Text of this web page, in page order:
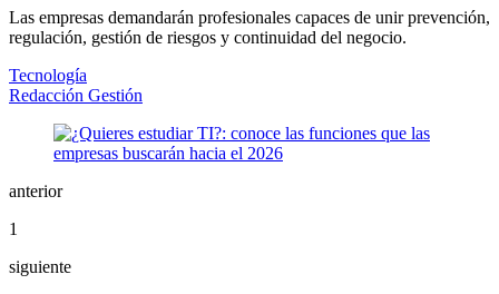
Las empresas demandarán profesionales capaces de unir prevención,
regulación, gestión de riesgos y continuidad del negocio.
Tecnología
Redacción Gestión
anterior
1
siguiente